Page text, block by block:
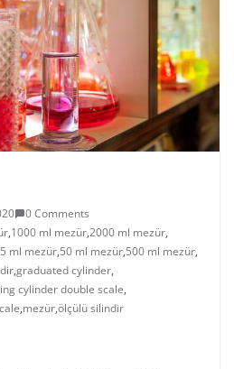
0 Comments
,1000 ml mezür,2000 ml mezür,
5 ml mezür,50 ml mezür,500 ml mezür,
,graduated cylinder,
cylinder double scale,
,mezür,ölçülü silindir